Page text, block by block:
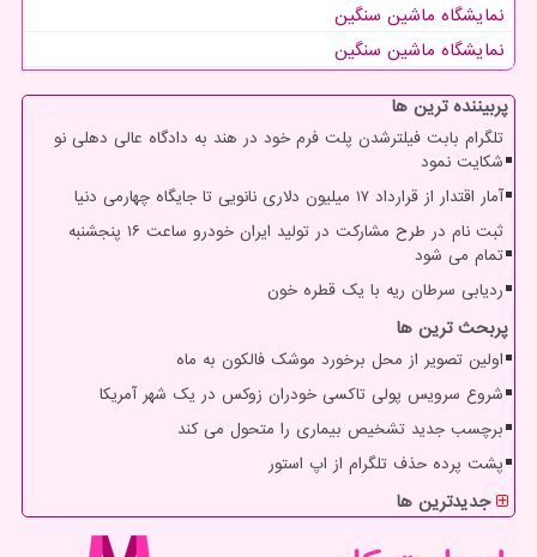
نمایشگاه ماشین سنگین
نمایشگاه ماشین سنگین
پربیننده ترین ها
تلگرام بابت فیلترشدن پلت فرم خود در هند به دادگاه عالی دهلی نو
شکایت نمود
آمار اقتدار از قرارداد ۱۷ میلیون دلاری نانویی تا جایگاه چهارمی دنیا
ثبت نام در طرح مشارکت در تولید ایران خودرو ساعت ۱۶ پنجشنبه
تمام می شود
ردیابی سرطان ریه با یک قطره خون
پربحث ترین ها
اولین تصویر از محل برخورد موشک فالکون به ماه
شروع سرویس پولی تاکسی خودران زوکس در یک شهر آمریکا
برچسب جدید تشخیص بیماری را متحول می کند
پشت پرده حذف تلگرام از اپ استور
جدیدترین ها